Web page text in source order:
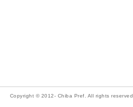
Copyright © 2012- Chiba Pref. All rights reserved.